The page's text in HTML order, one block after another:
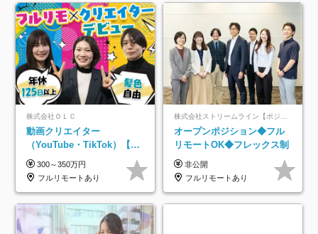
株式会社ＯＬＣ
動画クリエイター
（YouTube・TikTok）【フ
レックス/フルリモ】未経験
OK｜Web研修1年間｜副業
OK
300～350万円
フルリモートあり
オープンポジション◆フル
リモートOK◆フレックス制
非公開
フルリモートあり